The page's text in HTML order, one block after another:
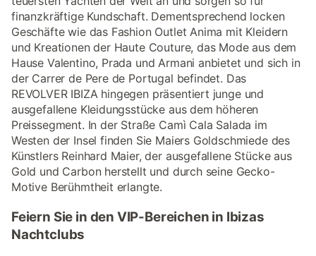
finanzkräftige Kundschaft. Dementsprechend locken
Geschäfte wie das Fashion Outlet Anima mit Kleidern
und Kreationen der Haute Couture, das Mode aus dem
Hause Valentino, Prada und Armani anbietet und sich in
der Carrer de Pere de Portugal befindet. Das
REVOLVER IBIZA hingegen präsentiert junge und
ausgefallene Kleidungsstücke aus dem höheren
Preissegment. In der Straße Camì Cala Salada im
Westen der Insel finden Sie Maiers Goldschmiede des
Künstlers Reinhard Maier, der ausgefallene Stücke aus
Gold und Carbon herstellt und durch seine Gecko-
Motive Berühmtheit erlangte.
Feiern Sie in den VIP-Bereichen in Ibizas
Nachtclubs